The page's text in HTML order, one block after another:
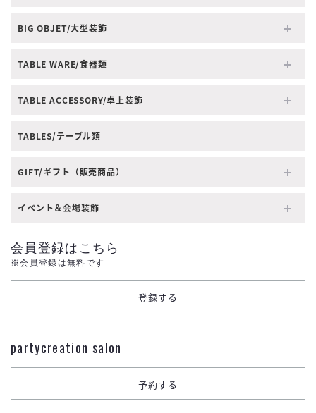
BIG OBJET/大型装飾
TABLE WARE/食器類
TABLE ACCESSORY/卓上装飾
TABLES/テーブル類
GIFT/ギフト（販売商品）
イベント＆会場装飾
会員登録はこちら
※会員登録は無料です
partycreation salon